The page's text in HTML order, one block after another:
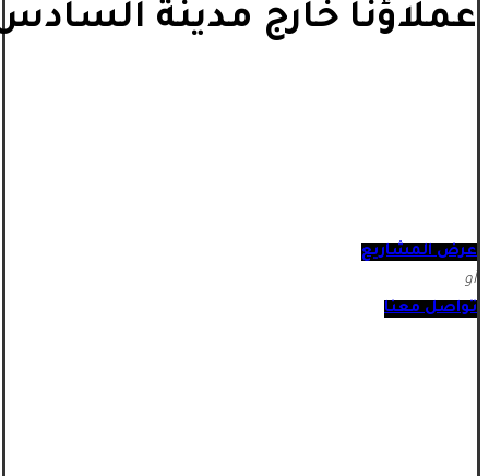
عملاؤنا خارج مدينة
عرض المشاريع
أو
تواصل معنا